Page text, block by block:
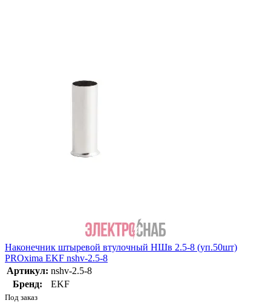
Наконечник штыревой втулочный НШв 2.5-8 (уп.50шт)
PROxima EKF nshv-2.5-8
Артикул: nshv-2.5-8
Бренд:
EKF
Под заказ